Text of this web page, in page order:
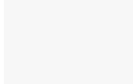
Дополнительные услуги, такие как
(апостилирование), не требуются
Базовая стоимость компании и
(для
зарегистрированных после